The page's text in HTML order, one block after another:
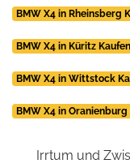
BMW X4 in Rheinsberg
BMW X4 in Küritz
BMW X4 in Wittstock
BMW X4 in
Irrtum und